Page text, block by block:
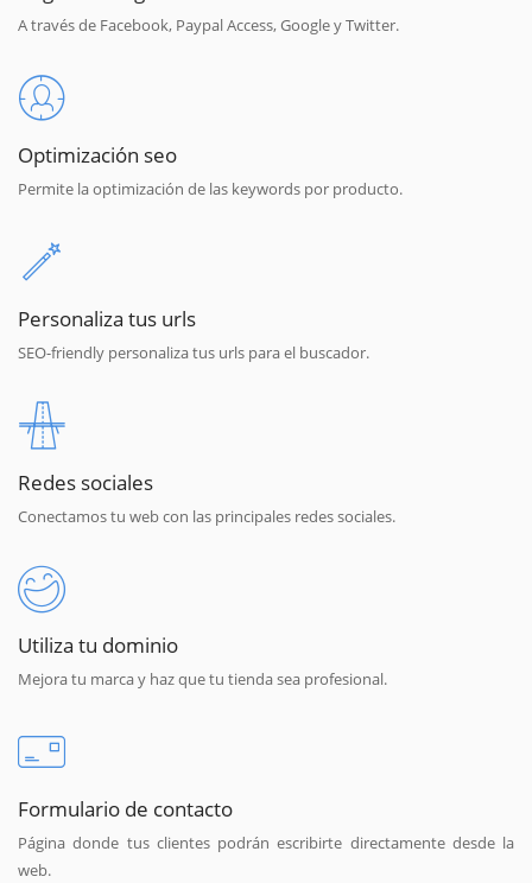
A través de Facebook, Paypal Access, Google y Twitter.
Optimización seo
Permite la optimización de las keywords por producto.
Personaliza tus urls
SEO-friendly personaliza tus urls para el buscador.
Redes sociales
Conectamos tu web con las principales redes sociales.
Utiliza tu dominio
Mejora tu marca y haz que tu tienda sea profesional.
Formulario de contacto
Página donde tus clientes podrán escribirte directamente desde la
web.